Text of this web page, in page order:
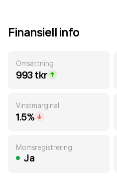
Finansiell info
Omsättning
993 tkr
Vinstmarginal
1.5%
Momsregistrering
Ja